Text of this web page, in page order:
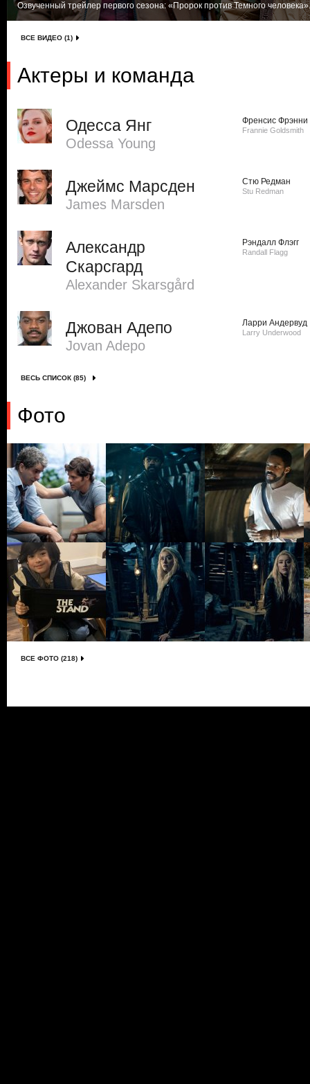
Озвученный трейлер первого сезона: «Пророк против Темного
ВСЕ ВИДЕО (1)
Актеры и команда
Одесса Янг
Odessa Young
Френсис Фрэнни
Frannie Goldsmith
Джеймс Марсден
James Marsden
Стю Редман
Stu Redman
Александр
Скарсгард
Alexander Skarsgård
Рэндалл Флэгг
Randall Flagg
Джован Адепо
Jovan Adepo
Ларри Андервуд
Larry Underwood
ВЕСЬ СПИСОК (85)
Фото
ВСЕ ФОТО (218)